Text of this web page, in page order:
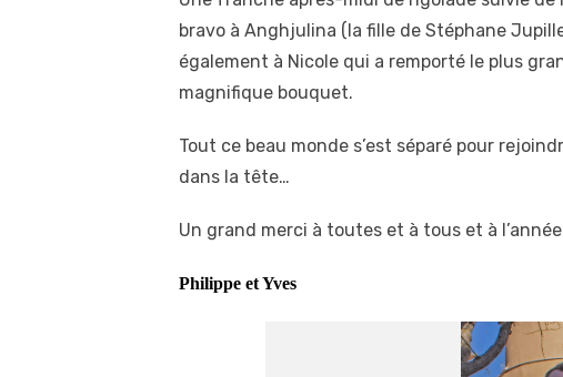
bravo à Anghjulina (la fille de Stéphane
également à Nicole qui a remporté le plus
magnifique bouquet.
Tout ce beau monde s’est séparé pour
dans la tête…
Un grand merci à toutes et à tous et à
Philippe et Yves